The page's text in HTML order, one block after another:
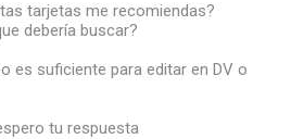
tarjetas me recomiendas?
debería buscar?
es suficiente para editar en DV o
tu respuesta